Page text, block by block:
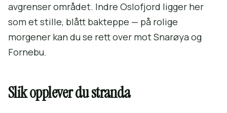
avgrenser området. Indre Oslofjord ligger her
som et stille, blått bakteppe — på rolige
morgener kan du se rett over mot Snarøya og
Fornebu.
Slik opplever du stranda